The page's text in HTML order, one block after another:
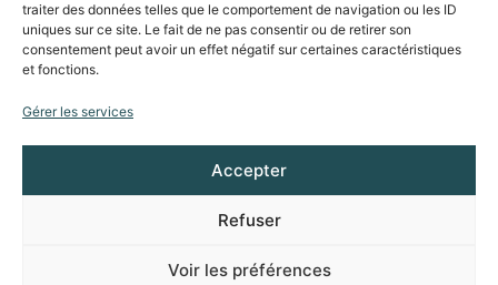
traiter des données telles que le comportement de navigation ou les ID
uniques sur ce site. Le fait de ne pas consentir ou de retirer son
consentement peut avoir un effet négatif sur certaines caractéristiques
et fonctions.
Gérer les services
Accepter
Refuser
Voir les préférences
VOUS POUVEZ ÉGALEMENT NOUS ENVOYER
UN MESSAGE :
Prenons contact
© Avenir Solaire Concept, powered by Solarock
Mentions légales